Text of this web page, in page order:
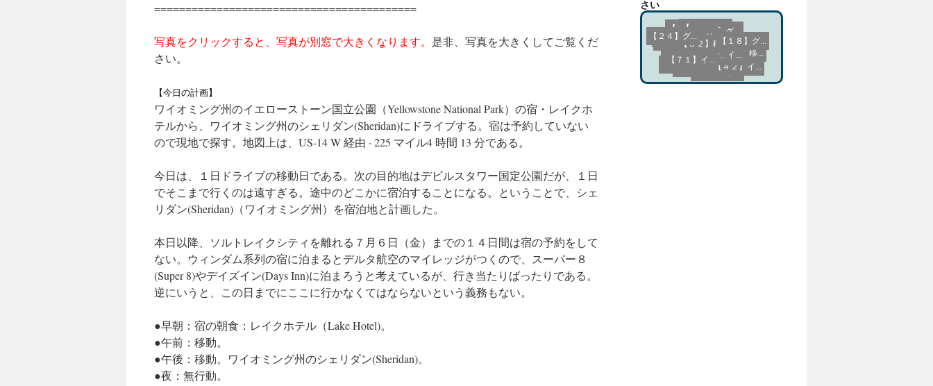
==========================================
写真をクリックすると、写真が別窓で大きくなります。 是非、写真を大きくしてご覧くだ
さい。
【今日の計画】
ワイオミング州のイエローストーン国立公園（Yellowstone National Park）の宿・レイクホ
テルから、ワイオミング州のシェリダン(Sheridan)にドライブする。宿は予約していない
ので現地で探す。地図上は、US-14 W 経由 · 225 マイル4 時間 13 分である。
今日は、１日ドライブの移動日である。次の目的地はデビルスタワー国定公園だが、１日
でそこまで行くのは遠すぎる。途中のどこかに宿泊することになる。ということで、シェ
リダン(Sheridan)（ワイオミング州）を宿泊地と計画した。
本日以降、ソルトレイクシティを離れる７月６日（金）までの１４日間は宿の予約をして
ない。ウィンダム系列の宿に泊まるとデルタ航空のマイレッジがつくので、スーパー８
(Super 8)やデイズイン(Days Inn)に泊まろうと考えているが、行き当たりばったりである。
逆にいうと、この日までにここに行かなくてはならないという義務もない。
●早朝：宿の朝食：レイクホテル（Lake Hotel)。
●午前：移動。
●午後：移動。ワイオミング州のシェリダン(Sheridan)。
●夜：無行動。
さい
【７９】移...
【９１】デ...
【５５】イ...
【５２】イ...
【１４】ジ...
【５０】イ...
【１２】ジ...
【４８】イ...
【１５】グ...
【４２】イ...
【３９】イ...
【５】ソル...
【２３】グ...
【２５】グ...
【２７】グ...
【８８】移...
【９４】デ...
【４７】イ...
【３０】グ...
【７１】イ...
【８２】移...
【２４】グ...
【１８】グ...